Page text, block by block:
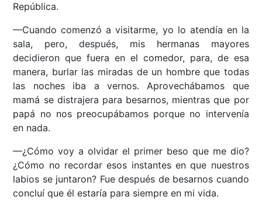
República.
—Cuando comenzó a visitarme, yo lo atendía en la
sala, pero, después, mis hermanas mayores
decidieron que fuera en el comedor, para, de esa
manera, burlar las miradas de un hombre que todas
las noches iba a vernos. Aprovechábamos que
mamá se distrajera para besarnos, mientras que por
papá no nos preocupábamos porque no intervenía
en nada.
—¿Cómo voy a olvidar el primer beso que me dio?
¿Cómo no recordar esos instantes en que nuestros
labios se juntaron? Fue después de besarnos cuando
concluí que él estaría para siempre en mi vida.